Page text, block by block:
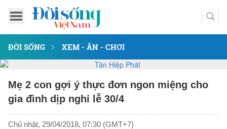
ĐỜI SỐNG XEM - ĂN - CHƠI
Mẹ 2 con gợi ý thực đơn ngon miệng cho
gia đình dịp nghỉ lễ 30/4
Chủ nhật, 29/04/2018, 07:30 (GMT+7)